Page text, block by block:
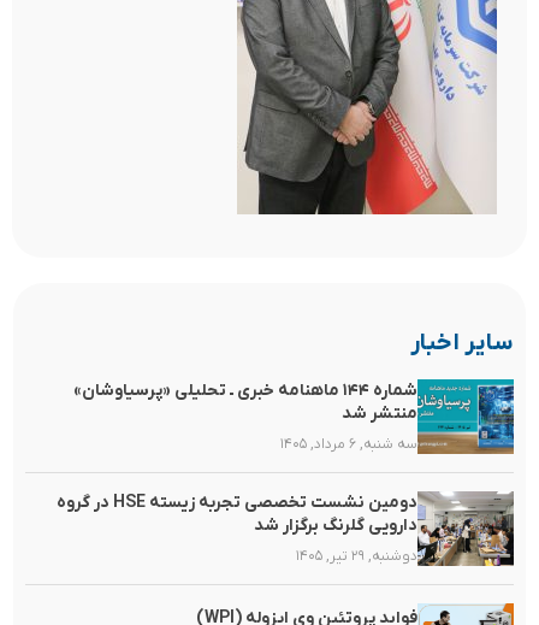
سایر اخبار
شماره ۱۴۴ ماهنامه خبری ـ تحلیلی «پرسیاوشان»
منتشر شد
سه شنبه, ۶ مرداد, ۱۴۰۵
دومین نشست تخصصی تجربه زیسته HSE در گروه
دارویی گلرنگ برگزار شد
دوشنبه, ۲۹ تیر, ۱۴۰۵
فواید پروتئین وی ایزوله (WPI)